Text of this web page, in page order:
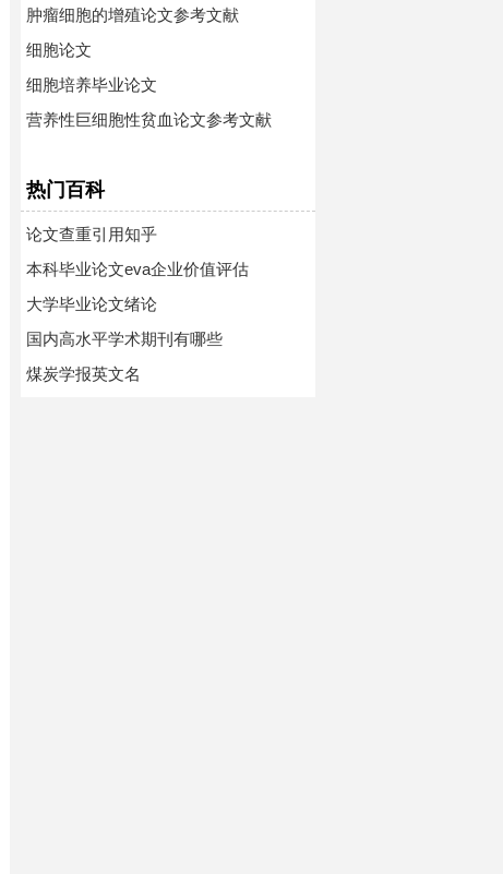
肿瘤细胞的增殖论文参考文献
细胞论文
细胞培养毕业论文
营养性巨细胞性贫血论文参考文献
热门百科
论文查重引用知乎
本科毕业论文eva企业价值评估
大学毕业论文绪论
国内高水平学术期刊有哪些
煤炭学报英文名